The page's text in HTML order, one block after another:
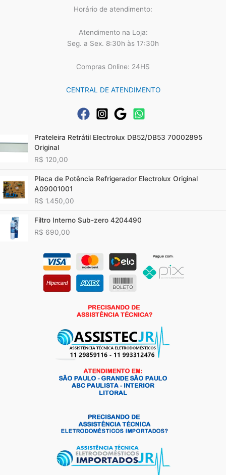
Horário de atendimento:
Atendimento na Loja:
Seg. a Sex. 8:30h às 17:30h
Compras Online: 24HS
CENTRAL DE ATENDIMENTO
Prateleira Retrátil Electrolux DB52/DB53 70002895
Original
R$ 120,00
Placa de Potência Refrigerador Electrolux Original
A09001001
R$ 1.450,00
Filtro Interno Sub-zero 4204490
R$ 690,00